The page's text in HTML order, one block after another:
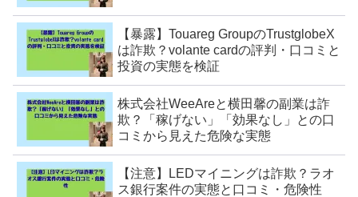
【暴露】Touareg GroupのTrustglobeX
は詐欺？volante cardの評判・口コミと
投資の実態を検証
株式会社WeeAreと横田馨の副業は詐
欺？「稼げない」「効果なし」との口
コミから見えた危険な実態
【注意】LEDマイニングは詐欺？ラオ
ス銀行案件の実態と口コミ・危険性